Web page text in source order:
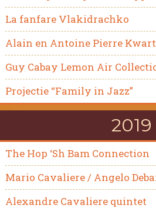
La fanfare Vlakidrachko
Alain en Antoine Pierre
Guy Cabay Lemon Air
Projectie “Family in Jazz”
2019
The Hop ‘Sh Bam Connection
Mario Cavaliere / Angelo
Alexandre Cavaliere quintet